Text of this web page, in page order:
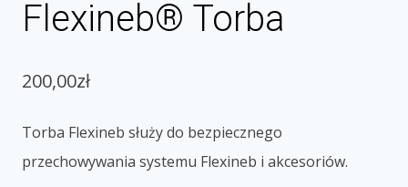
Flexineb® Torba
200,00zł
Torba Flexineb służy do bezpiecznego
przechowywania systemu Flexineb i akcesoriów.